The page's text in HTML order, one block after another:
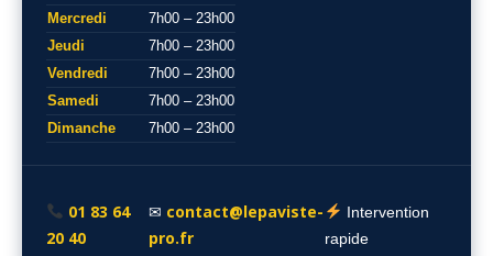
Mercredi
7h00 – 23h00
Jeudi
7h00 – 23h00
Vendredi
7h00 – 23h00
Samedi
7h00 – 23h00
Dimanche
7h00 – 23h00
01 83 64
20 40
✉ contact@lepaviste-
pro.fr
Intervention
rapide